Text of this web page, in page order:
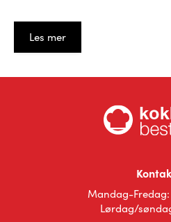
Les mer
Mandag-
Lørdag/